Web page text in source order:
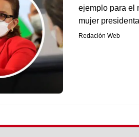
ejemplo para el
mujer
Redación Web